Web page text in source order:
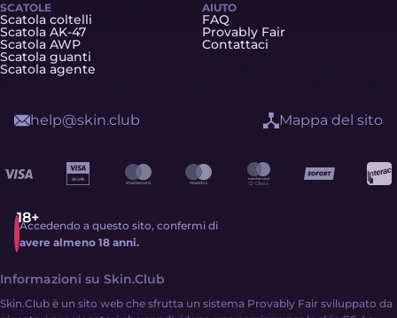
SCATOLE
Scatola coltelli
Scatola AK-47
Scatola AWP
Scatola guanti
Scatola agente
AIUTO
FAQ
Provably Fair
Contattaci
Accedendo a questo sito, confermi di
avere almeno 18 anni.
help@skin.club Mappa del sito
Informazioni su Skin.Club
Skin.Club è un sito web che sfrutta un sistema Provably Fair sviluppato da